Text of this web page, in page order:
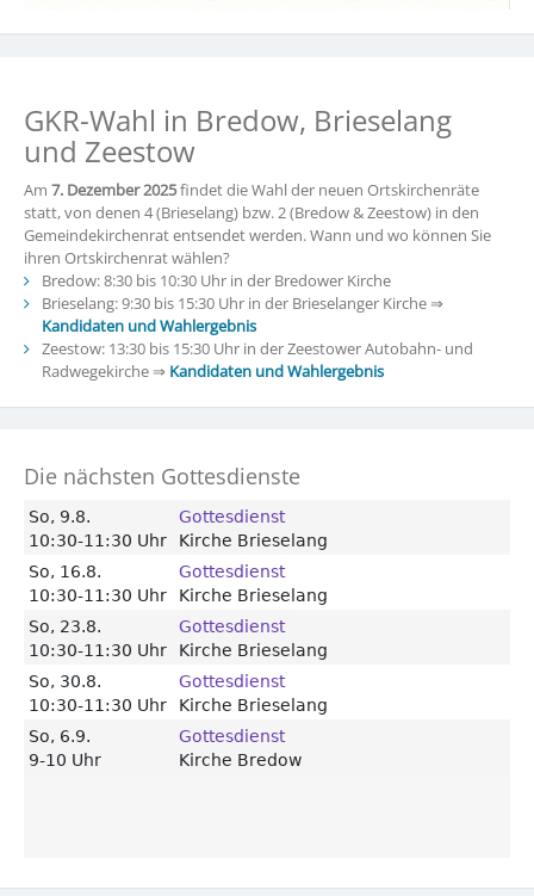
GKR-Wahl in Bredow, Brieselang
und Zeestow
Am 7. Dezember 2025findet die Wahl der neuen Ortskirchenräte
statt, von denen 4 (Brieselang) bzw. 2 (Bredow & Zeestow) in den
Gemeindekirchenrat entsendet werden. Wann und wo können Sie
ihren Ortskirchenrat wählen?
Bredow: 8:30 bis 10:30 Uhr in der Bredower Kirche
Brieselang: 9:30 bis 15:30 Uhr in der Brieselanger Kirche ⇒
Kandidaten und Wahlergebnis
Zeestow: 13:30 bis 15:30 Uhr in der Zeestower Autobahn- und
Radwegekirche ⇒ Kandidaten und Wahlergebnis
Die nächsten Gottesdienste